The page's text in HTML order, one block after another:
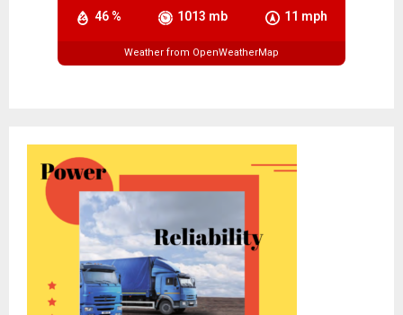
46 % 1013 mb 11 mph
Weather from OpenWeatherMap